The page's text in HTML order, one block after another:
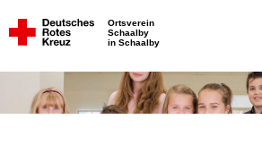
Ortsverein
Schaalby
in Schaalby